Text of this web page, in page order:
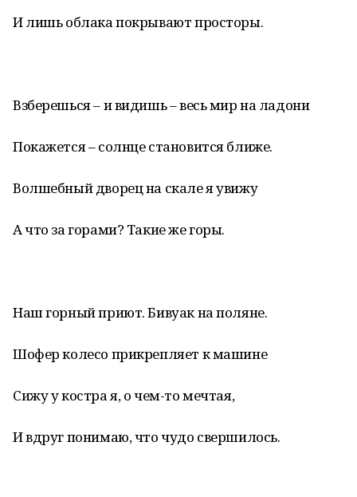
И лишь облака покрывают просторы.
Взберешься – и видишь – весь мир на ладони
Покажется – солнце становится ближе.
Волшебный дворец на скале я увижу
А что за горами? Такие же горы.
Наш горный приют. Бивуак на поляне.
Шофер колесо прикрепляет к машине
Сижу у костра я, о чем-то мечтая,
И вдруг понимаю, что чудо свершилось.